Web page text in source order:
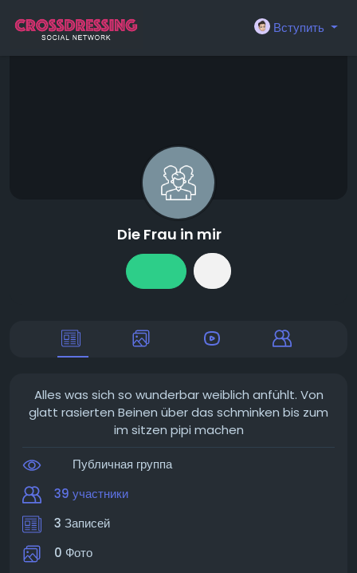
Вступить
Die Frau in mir
Alles was sich so wunderbar weiblich anfühlt. Von
glatt rasierten Beinen über das schminken bis zum
im sitzen pipi machen
Публичная группа
39 участники
3 Записей
0 Фото